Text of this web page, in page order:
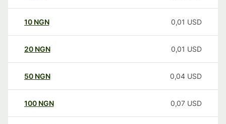
10 NGN 0,01 USD
20 NGN 0,01 USD
50 NGN 0,04 USD
100 NGN 0,07 USD